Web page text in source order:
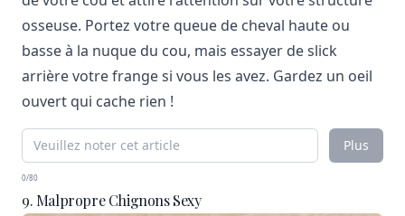
osseuse. Portez votre queue de cheval haute ou
basse à la nuque du cou, mais essayer de slick
arrière votre frange si vous les avez. Gardez un oeil
ouvert qui cache rien !
Plus
0/80
9. Malpropre Chignons Sexy